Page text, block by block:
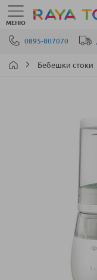
Прескачане към
0895-807070
МЕНЮ
Бебешки стоки